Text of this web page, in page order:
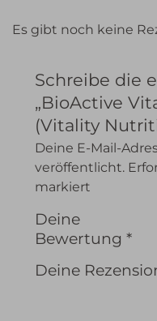
Es gibt noch keine
Schreibe die
„BioActive
(Vitality
Deine E-Mail-
veröffentlicht.
markiert
Deine
Bewertung *
Deine